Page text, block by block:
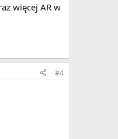
więcej AR w
#4